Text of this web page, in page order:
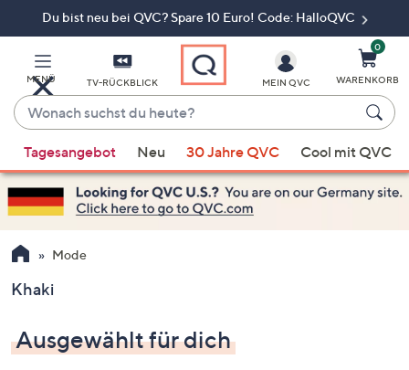
Du bist neu bei QVC? Spare 10 Euro! Code: HalloQVC
MENÜ TV-RÜCKBLICK
Wonach
suchst
du
heute?
Vorschläge
verfügbar
sind,
verwenden
Sie
Pfeiltasten
oben
und
MEIN QVC
0
WARENKORB
Tagesangebot Neu 30 Jahre QVC Cool mit QVC
Mode
Khaki
Ausgewählt für dich